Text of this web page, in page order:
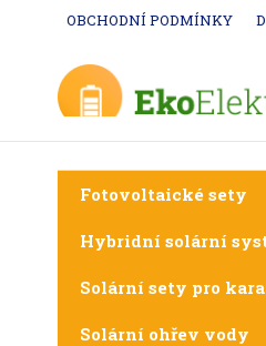
OBCHODNÍ PODMÍNKY
Fotovoltaické sety
Hybridní solární
Solární sety pro
Solární ohřev vody